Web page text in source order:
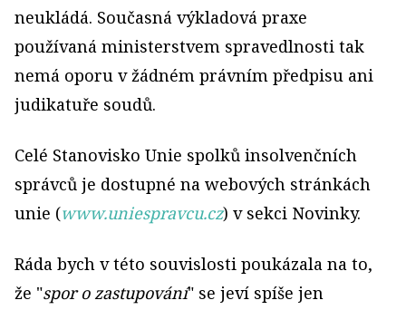
neukládá. Současná výkladová praxe
používaná ministerstvem spravedlnosti tak
nemá oporu v žádném právním předpisu ani
judikatuře soudů.
Celé Stanovisko Unie spolků insolvenčních
správců je dostupné na webových stránkách
unie (www.uniespravcu.cz) v sekci Novinky.
Ráda bych v této souvislosti poukázala na to,
že "spor o zastupování" se jeví spíše jen